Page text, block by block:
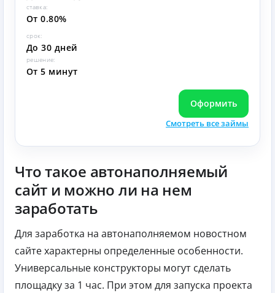
ставка:
От 0.80%
срок:
До 30 дней
решение:
От 5 минут
Оформить
Смотреть все займы
Что такое автонаполняемый
сайт и можно ли на нем
заработать
Для заработка на автонаполняемом новостном
сайте характерны определенные особенности.
Универсальные конструкторы могут сделать
площадку за 1 час. При этом для запуска проекта